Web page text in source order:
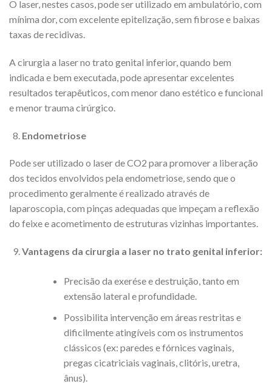
O laser, nestes casos, pode ser utilizado em ambulatório, com
mínima dor, com excelente epitelização, sem fibrose e baixas
taxas de recidivas.
A cirurgia a laser no trato genital inferior, quando bem
indicada e bem executada, pode apresentar excelentes
resultados terapêuticos, com menor dano estético e funcional
e menor trauma cirúrgico.
Endometriose
Pode ser utilizado o laser de CO2 para promover a liberação
dos tecidos envolvidos pela endometriose, sendo que o
procedimento geralmente é realizado através de
laparoscopia, com pinças adequadas que impeçam a reflexão
do feixe e acometimento de estruturas vizinhas importantes.
Vantagens da cirurgia a laser no trato genital inferior:
Precisão da exerése e destruição, tanto em
extensão lateral e profundidade.
Possibilita intervenção em áreas restritas e
dificilmente atingíveis com os instrumentos
clássicos (ex: paredes e fórnices vaginais,
pregas cicatriciais vaginais, clitóris, uretra,
ânus).